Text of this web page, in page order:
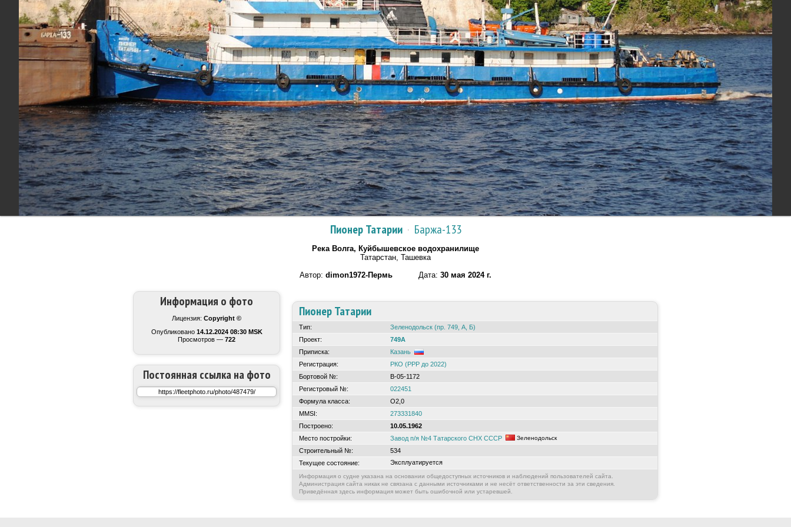
Пионер Татарии· Баржа-133
Река Волга, Куйбышевское водохранилище
Татарстан, Ташевка
Автор: dimon1972-Пермь Дата: 30 мая 2024 г.
Информация о фото
Лицензия: Copyright ©
Опубликовано 14.12.2024 08:30 MSK
Просмотров — 722
Постоянная ссылка на фото
Пионер Татарии
Тип:
Зеленодольск (пр. 749, А, Б)
Проект:
749А
Приписка:
Казань
Регистрация:
РКО (РРР до 2022)
Бортовой №:
В-05-1172
Регистровый №:
022451
Формула класса:
О2,0
MMSI:
273331840
Построено:
10.05.1962
Место постройки:
Завод п/я №4 Татарского СНХ СССР Зеленодольск
Строительный №:
534
Текущее состояние:
Эксплуатируется
Информация о судне указана на основании общедоступных источников и наблюдений пользователей сайта.
Администрация сайта никак не связана с данными источниками и не несёт ответственности за эти сведения.
Приведённая здесь информация может быть ошибочной или устаревшей.